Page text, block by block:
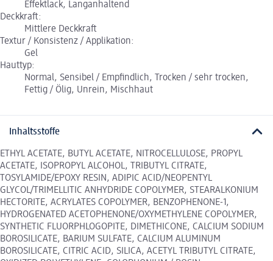
Effektlack, Langanhaltend
Deckkraft:
Mittlere Deckkraft
Textur / Konsistenz / Applikation:
Gel
Hauttyp:
Normal, Sensibel / Empfindlich, Trocken / sehr trocken,
Fettig / Ölig, Unrein, Mischhaut
Inhaltsstoffe
ETHYL ACETATE, BUTYL ACETATE, NITROCELLULOSE, PROPYL
ACETATE, ISOPROPYL ALCOHOL, TRIBUTYL CITRATE,
TOSYLAMIDE/EPOXY RESIN, ADIPIC ACID/NEOPENTYL
GLYCOL/TRIMELLITIC ANHYDRIDE COPOLYMER, STEARALKONIUM
HECTORITE, ACRYLATES COPOLYMER, BENZOPHENONE-1,
HYDROGENATED ACETOPHENONE/OXYMETHYLENE COPOLYMER,
SYNTHETIC FLUORPHLOGOPITE, DIMETHICONE, CALCIUM SODIUM
BOROSILICATE, BARIUM SULFATE, CALCIUM ALUMINUM
BOROSILICATE, CITRIC ACID, SILICA, ACETYL TRIBUTYL CITRATE,